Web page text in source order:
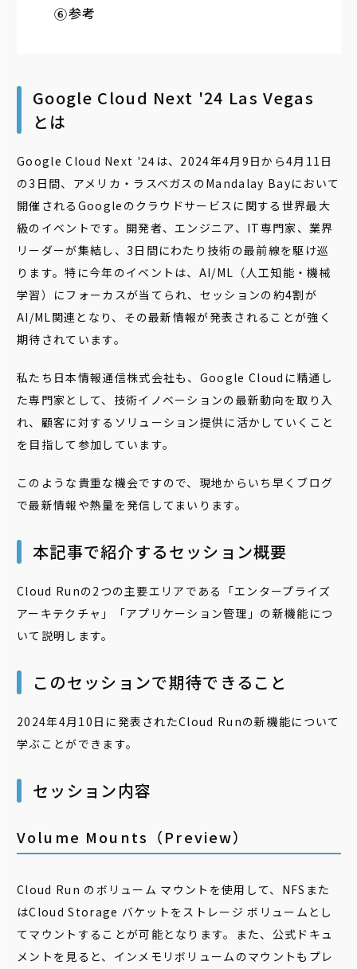
参考
Google Cloud Next '24 Las Vegas
とは
Google Cloud Next '24は、2024年4月9日から4月11日
の3日間、アメリカ・ラスベガスのMandalay Bayにおいて
開催される Googleのクラウドサービスに関する世界最大
級のイベントです。開発者、エンジニア、IT専門家、業界
リーダーが集結し、3日間にわたり技術の最前線を駆け巡
ります。特に今年のイベントは、AI/ML（人工知能・機械
学習）にフォーカスが当てられ、セッションの約4割が
AI/ML関連となり、その最新情報が発表されることが強く
期待されています。
私たち日本情報通信株式会社も、Google Cloudに精通し
た専門家として、技術イノベーションの最新動向を取り入
れ、顧客に対するソリューション提供に活かしていくこと
を目指して参加しています。
このような貴重な機会ですので、現地からいち早くブログ
で最新情報や熱量を発信してまいります。
本記事で紹介するセッション概要
Cloud Runの2つの主要エリアである「エンタープライズ
アーキテクチャ」「アプリケーション管理」の新機能につ
いて説明します。
このセッションで期待できること
2024年4月10日に発表されたCloud Runの新機能について
学ぶことができます。
セッション内容
Volume Mounts（Preview）
Cloud Run のボリューム マウントを使用して、NFSまた
はCloud Storage バケットをストレージ ボリュームとし
てマウントすることが可能となります。また、公式ドキュ
メントを見ると、インメモリボリュームのマウントもプレ